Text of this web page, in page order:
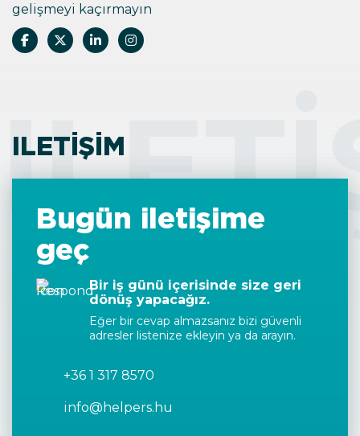
gelişmeyi kaçırmayın
ILETIŞIM
Bugün iletişime
geç
Bir iş günü içerisinde size geri
dönüş yapacağız.
Eğer bir cevap almazsanız bizi güvenli
adresler listenize ekleyin ya da arayın.
+36 1 317 8570
info@helpers.hu